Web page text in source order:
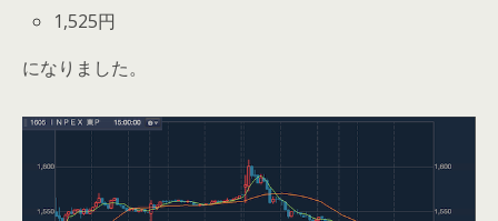
1,525円
になりました。